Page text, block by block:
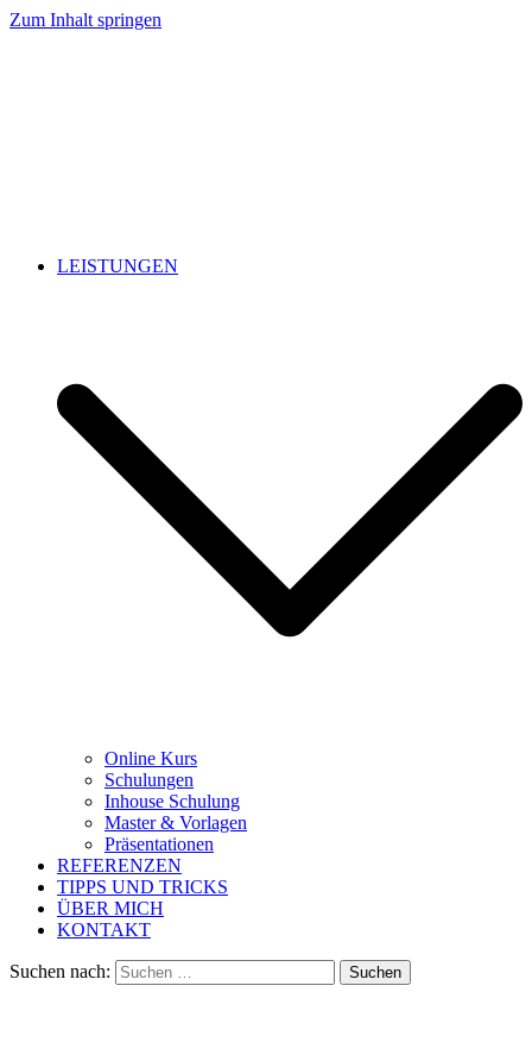
Zum Inhalt springen
LEISTUNGEN
Online Kurs
Schulungen
Inhouse Schulung
Master & Vorlagen
Präsentationen
REFERENZEN
TIPPS UND TRICKS
ÜBER MICH
KONTAKT
Suchen nach: